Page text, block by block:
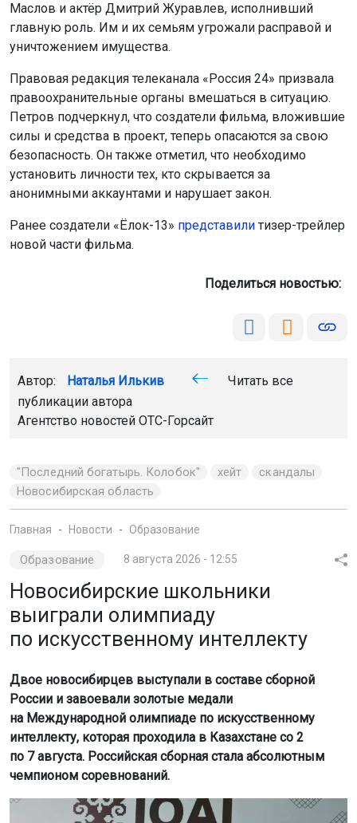
Маслов и актёр Дмитрий Журавлев, исполнивший
главную роль. Им и их семьям угрожали расправой и
уничтожением имущества.
Правовая редакция телеканала «Россия 24» призвала
правоохранительные органы вмешаться в ситуацию.
Петров подчеркнул, что создатели фильма, вложившие
силы и средства в проект, теперь опасаются за свою
безопасность. Он также отметил, что необходимо
установить личности тех, кто скрывается за
анонимными аккаунтами и нарушает закон.
Ранее создатели «Ёлок-13» представили тизер-трейлер
новой части фильма.
Поделиться новостью:
Автор: Наталья Илькив
Читать все
публикации автора
Агентство новостей ОТС-Горсайт
"Последний богатырь. Колобок" хейт
скандалы
Новосибирская область
Главная Новости Образование
Образование 8 августа 2026 - 12:55
Новосибирские школьники
выиграли олимпиаду
по искусственному интеллекту
Двое новосибирцев выступали в составе сборной
России и завоевали золотые медали
на Международной олимпиаде по искусственному
интеллекту, которая проходила в Казахстане со 2
по 7 августа. Российская сборная стала абсолютным
чемпионом соревнований.